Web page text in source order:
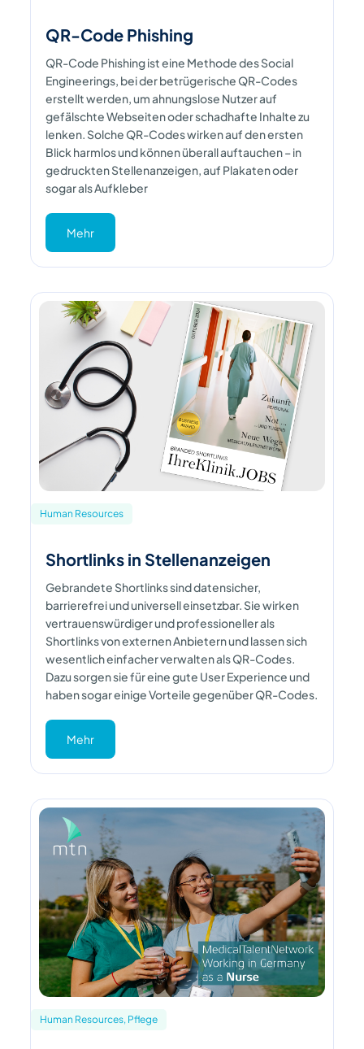
QR-Code Phishing
QR-Code Phishing ist eine Methode des Social
Engineerings, bei der betrügerische QR-Codes
erstellt werden, um ahnungslose Nutzer auf
gefälschte Webseiten oder schadhafte Inhalte zu
lenken. Solche QR-Codes wirken auf den ersten
Blick harmlos und können überall auftauchen – in
gedruckten Stellenanzeigen, auf Plakaten oder
sogar als Aufkleber
Mehr
Human Resources
Shortlinks in Stellenanzeigen
Gebrandete Shortlinks sind datensicher,
barrierefrei und universell einsetzbar. Sie wirken
vertrauenswürdiger und professioneller als
Shortlinks von externen Anbietern und lassen sich
wesentlich einfacher verwalten als QR-Codes.
Dazu sorgen sie für eine gute User Experience und
haben sogar einige Vorteile gegenüber QR-Codes.
Mehr
Human Resources, Pflege